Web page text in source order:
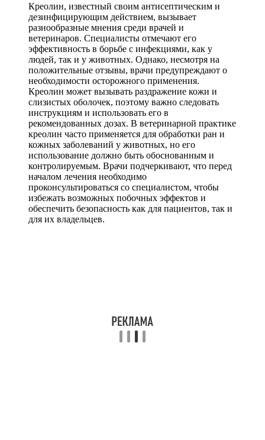
Креолин, известный своим антисептическим и
дезинфицирующим действием, вызывает
разнообразные мнения среди врачей и
ветеринаров. Специалисты отмечают его
эффективность в борьбе с инфекциями, как у
людей, так и у животных. Однако, несмотря на
положительные отзывы, врачи предупреждают о
необходимости осторожного применения.
Креолин может вызывать раздражение кожи и
слизистых оболочек, поэтому важно следовать
инструкциям и использовать его в
рекомендованных дозах. В ветеринарной практике
креолин часто применяется для обработки ран и
кожных заболеваний у животных, но его
использование должно быть обоснованным и
контролируемым. Врачи подчеркивают, что перед
началом лечения необходимо
проконсультироваться со специалистом, чтобы
избежать возможных побочных эффектов и
обеспечить безопасность как для пациентов, так и
для их владельцев.